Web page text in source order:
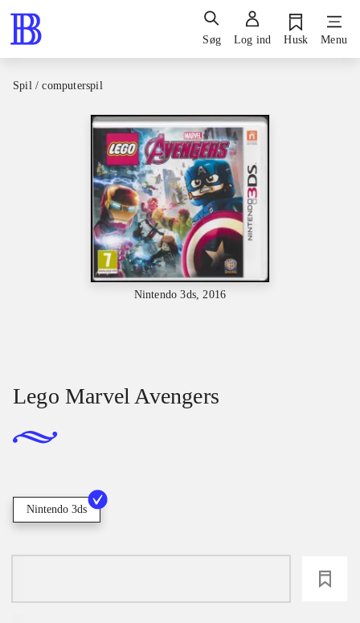
Søg Log ind Husk Menu
Spil / computerspil
Nintendo 3ds, 2016
Lego Marvel Avengers
Nintendo 3ds